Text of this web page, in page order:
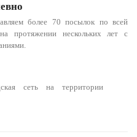
более 70 посылок по всей
протяжении нескольких лет с
сеть на территории